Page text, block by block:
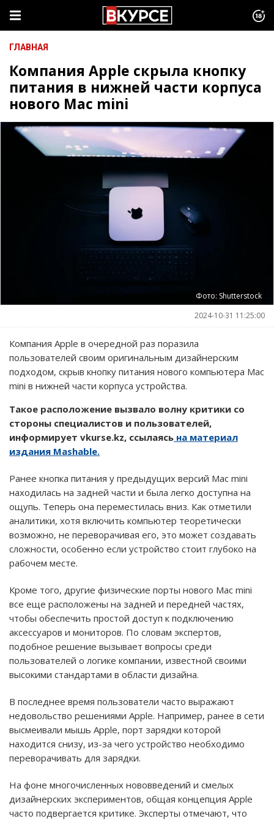
ГЛАВНАЯ
Компания Apple скрыла кнопку
питания в нижней части корпуса
нового Mac mini
Фото: Shutterstock
2024-10-31 11:25:00
Компания Apple в очередной раз поразила
пользователей своим оригинальным дизайнерским
подходом, скрыв кнопку питания нового компьютера Mac
mini в нижней части корпуса устройства.
Такое расположение вызвало волну критики со
стороны специалистов и пользователей,
информирует vkurse.kz, ссылаясь на материал
издания Mashable.
Ранее кнопка питания у предыдущих версий Mac mini
находилась на задней части и была легко доступна на
ощупь. Теперь она переместилась вниз. Как отметили
аналитики, хотя включить компьютер теоретически
возможно, не переворачивая его, это может создавать
сложности, особенно если устройство стоит глубоко на
рабочем месте.
Кроме того, другие физические порты нового Mac mini
все еще расположены на задней и передней частях,
чтобы обеспечить простой доступ к подключению
аксессуаров и мониторов. По словам экспертов,
подобное решение вызывает вопросы среди
пользователей о логике компании, известной своими
высокими стандартами в области дизайна.
В последнее время пользователи часто выражают
недовольство решениями Apple. Например, ранее в сети
высмеивали мышь Apple, порт зарядки которой
находится снизу, из-за чего устройство необходимо
переворачивать для зарядки.
На фоне многочисленных нововведений и смелых
дизайнерских экспериментов, общая концепция Apple
часто подвергается критике. Эксперты отмечают, что